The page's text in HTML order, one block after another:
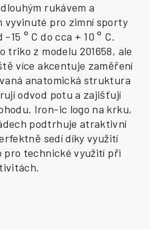
rukávem a
vyvinuté pro zimní sporty
° C do cca + 10 ° C.
triko z modelu 201658, ale
více akcentuje zaměření
anatomická struktura
odvod potu a zajišťují
Iron-ic logo na krku,
podtrhuje atraktivní
sedí díky využití
technické využití při